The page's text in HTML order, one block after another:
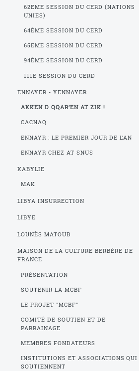
62EME SESSION DU CERD (NATIONS
UNIES)
64ÈME SESSION DU CERD
65EME SESSION DU CERD
94ÈME SESSION DU CERD
111E SESSION DU CERD
ENNAYER - YENNAYER
AKKEN D QQAR’EN AT ZIK !
CACNAQ
ENNAYR : LE PREMIER JOUR DE L’AN
ENNAYR CHEZ AT SNUS
KABYLIE
MAK
LIBYA INSURRECTION
LIBYE
LOUNÈS MATOUB
MAISON DE LA CULTURE BERBÈRE DE
FRANCE
PRÉSENTATION
SOUTENIR LA MCBF
LE PROJET "MCBF"
COMITÉ DE SOUTIEN ET DE
PARRAINAGE
MEMBRES FONDATEURS
INSTITUTIONS ET ASSOCIATIONS QUI
SOUTIENNENT